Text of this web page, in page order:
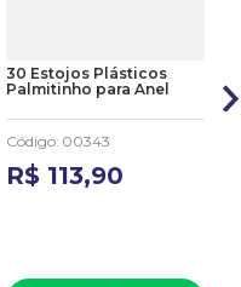
30 Estojos Plásticos
Palmitinho para Anel
Código: 00343
R$ 113,90